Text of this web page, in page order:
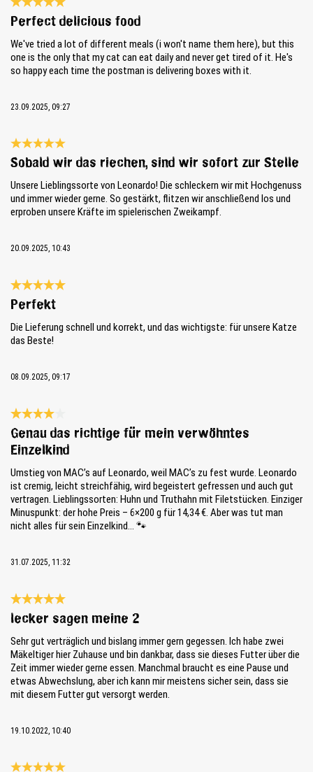
Bewertung mit 5 von 5 Sternen
Perfect delicious food
We've tried a lot of different meals (i won't name them here), but this
one is the only that my cat can eat daily and never get tired of it. He's
so happy each time the postman is delivering boxes with it.
23.09.2025, 09:27
Bewertung mit 5 von 5 Sternen
Sobald wir das riechen, sind wir sofort zur Stelle
Unsere Lieblingssorte von Leonardo! Die schleckern wir mit Hochgenuss
und immer wieder gerne. So gestärkt, flitzen wir anschließend los und
erproben unsere Kräfte im spielerischen Zweikampf.
20.09.2025, 10:43
Bewertung mit 5 von 5 Sternen
Perfekt
Die Lieferung schnell und korrekt, und das wichtigste: für unsere Katze
das Beste!
08.09.2025, 09:17
Bewertung mit 4 von 5 Sternen
Genau das richtige für mein verwöhntes
Einzelkind
Umstieg von MAC’s auf Leonardo, weil MAC’s zu fest wurde. Leonardo
ist cremig, leicht streichfähig, wird begeistert gefressen und auch gut
vertragen. Lieblingssorten: Huhn und Truthahn mit Filetstücken. Einziger
Minuspunkt: der hohe Preis – 6×200 g für 14,34 €. Aber was tut man
nicht alles für sein Einzelkind… 🐾
31.07.2025, 11:32
Bewertung mit 5 von 5 Sternen
lecker sagen meine 2
Sehr gut verträglich und bislang immer gern gegessen. Ich habe zwei
Mäkeltiger hier Zuhause und bin dankbar, dass sie dieses Futter über die
Zeit immer wieder gerne essen. Manchmal braucht es eine Pause und
etwas Abwechslung, aber ich kann mir meistens sicher sein, dass sie
mit diesem Futter gut versorgt werden.
19.10.2022, 10:40